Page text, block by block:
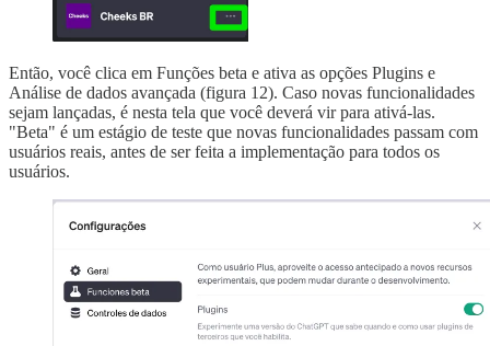
Então, você clica em Funções beta e ativa as opções Plugins e
Análise de dados avançada (figura 12). Caso novas funcionalidades
sejam lançadas, é nesta tela que você deverá vir para ativá-las.
"Beta" é um estágio de teste que novas funcionalidades passam com
usuários reais, antes de ser feita a implementação para todos os
usuários.